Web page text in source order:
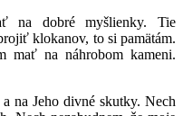
na dobré myšlienky. Tie
klokanov, to si pamätám.
mať na náhrobom kameni.
na Jeho divné skutky. Nech